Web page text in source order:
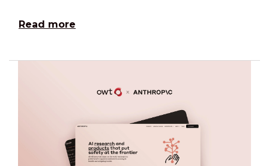
Read more